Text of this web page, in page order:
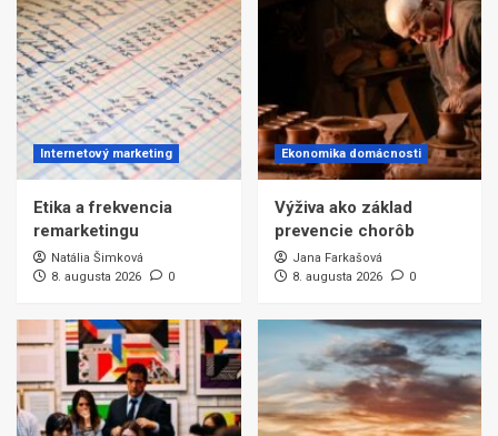
Internetový marketing
Etika a frekvencia
remarketingu
Natália Šimková
8. augusta 2026
0
Ekonomika domácnosti
Výživa ako základ
prevencie chorôb
Jana Farkašová
8. augusta 2026
0